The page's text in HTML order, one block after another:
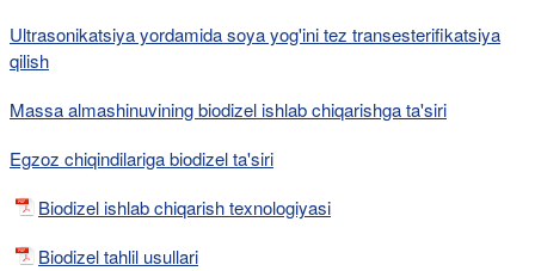
Ultrasonikatsiya yordamida soya yog'ini tez transesterifikatsiya
qilish
Massa almashinuvining biodizel ishlab chiqarishga ta'siri
Egzoz chiqindilariga biodizel ta'siri
Biodizel ishlab chiqarish texnologiyasi
Biodizel tahlil usullari